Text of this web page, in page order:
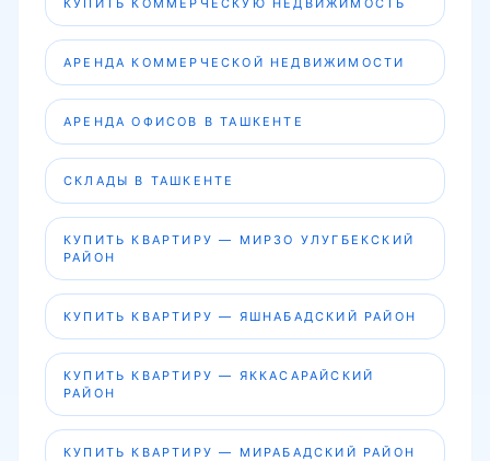
АРЕНДА КОММЕРЧЕСКОЙ НЕДВИЖИМОСТИ
АРЕНДА ОФИСОВ В ТАШКЕНТЕ
СКЛАДЫ В ТАШКЕНТЕ
КУПИТЬ КВАРТИРУ — МИРЗО УЛУГБЕКСКИЙ
РАЙОН
КУПИТЬ КВАРТИРУ — ЯШНАБАДСКИЙ РАЙОН
КУПИТЬ КВАРТИРУ — ЯККАСАРАЙСКИЙ
РАЙОН
КУПИТЬ КВАРТИРУ — МИРАБАДСКИЙ РАЙОН